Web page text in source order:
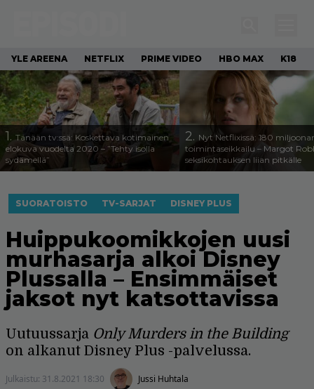
YLE AREENA NETFLIX PRIME VIDEO HBO MAX K18
1. Tänään tv:ssä: Koskettava kotimainen
elokuva vuodelta 2020 – ”Tehty isolla
sydämellä”
2. Nyt Netflixissä: 180
toimintaseikkailu – Margot
seksikohtauksen liian pitkälle
SUORATOISTO TV-SARJAT DISNEY PLUS
Huippukoomikkojen uusi
murhasarja alkoi Disney
Plussalla – Ensimmäiset
jaksot nyt katsottavissa
Uutuussarja Only Murders in the Building
on alkanut Disney Plus -palvelussa.
Julkaistu: 31.8.2021 18:30 Jussi Huhtala